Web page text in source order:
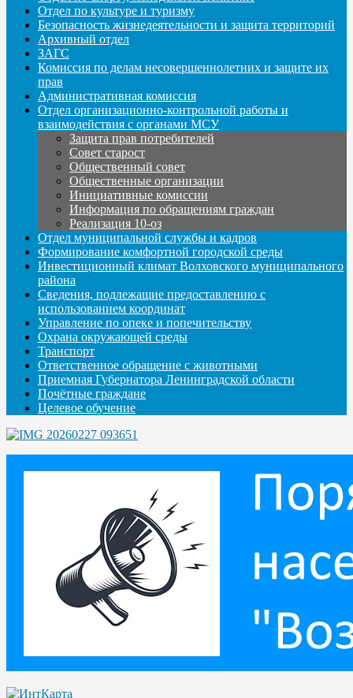
Отдел по культуре и туризму
Безопасность жизнедеятельности и защита территорий
Архивный отдел
ЗАГС
Комиссия по делам несовершеннолетних и защите их
прав
Административная комиссия
Отдел организационно-контрольной работы и
взаимодействия с органами МСУ
Защита прав потребителей
Совет старост
Общественный совет
Общественные организации
Инициативные комиссии
Информация по обращениям граждан
Реализация 10-оз
Отдел муниципальной службы и кадров
Формирование комфортной городской среды
Инвестиционный климат Волховского муниципального
района
Сведения, подлежащие предоставлению с
использованием координат
Управление по опеке и попечительству
Охрана окружающей среды
Транспорт
Ответственное обращение с животными
Приемная Губернатора Ленинградской области
Почётные граждане
Целевое обучение